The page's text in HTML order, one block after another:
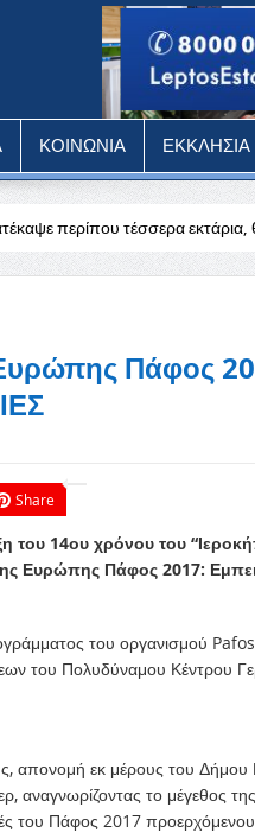
ΚΟΙΝΩΝΙΑ ΕΚΚΛΗΣΙΑ
εκτάρια, θα διερευνηθούν τα
Πάφος
Share
14ου χρόνου του
Ευρώπης Πάφος 2017:
του οργανισμού
του Πολυδύναμου Κέντρου
απονομή εκ μέρους του
αναγνωρίζοντας το μέγεθος
του Πάφος 2017